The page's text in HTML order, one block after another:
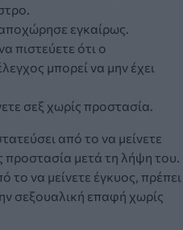
εγκαίρως.
πιστεύετε ότι ο
μπορεί να μην έχει
σεξ χωρίς προστασία.
από το να μείνετε
προστασία μετά τη λήψη του.
το να μείνετε έγκυος, πρέπει
σεξουαλική επαφή χωρίς